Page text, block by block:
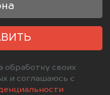
обработку своих
и соглашаюсь с